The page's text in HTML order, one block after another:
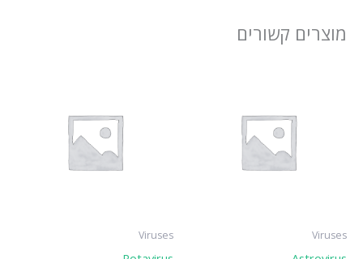
מוצרים קשורים
Viruses
Viruses